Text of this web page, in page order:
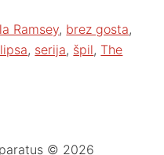
Ramsey, brez gosta,
, serija, špil,The
© 2026